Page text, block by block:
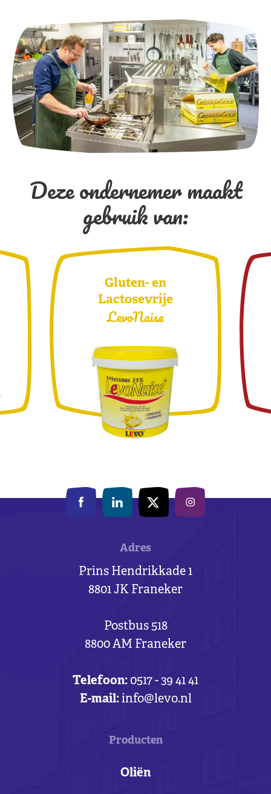
Deze ondernemer maakt
gebruik van:
Gluten- en
Lactosevrije
LevoNaise
Adres
Prins Hendrikkade 1
8801 JK Franeker
Postbus 518
8800 AM Franeker
Telefoon: 0517 - 39 41 41
E-mail:info@levo.nl
Producten
Oliën